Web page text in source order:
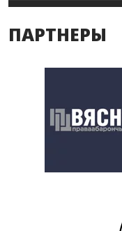
ПАРТНЕРЫ